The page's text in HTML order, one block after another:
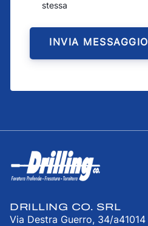
stessa
INVIA MESSAGGIO
DRILLING CO. SRL
Via Destra Guerro, 34/a41014